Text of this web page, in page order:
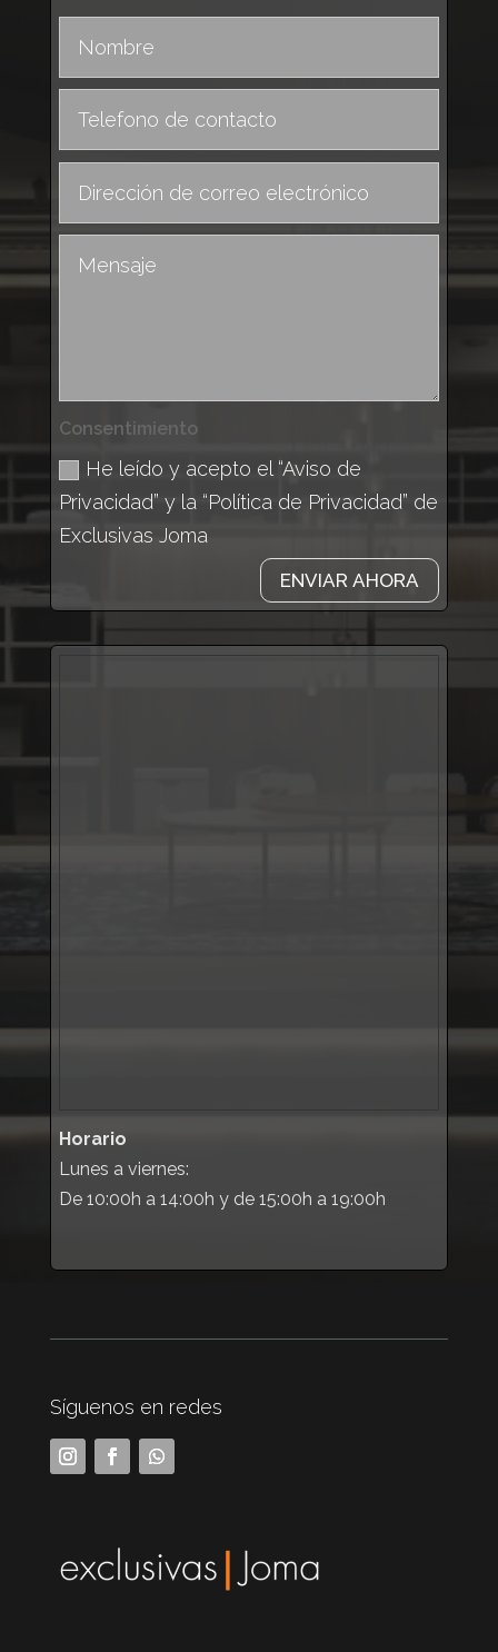
Consentimiento
He leído y acepto el “Aviso de
Privacidad” y la “Política de Privacidad” de
Exclusivas Joma
ENVIAR AHORA
Horario
Lunes a viernes:
De 10:00h a 14:00h y de 15:00h a 19:00h
Síguenos en redes